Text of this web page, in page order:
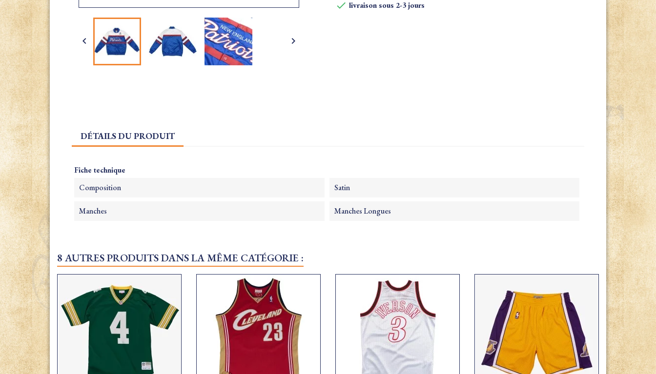
 
 livraison sous 2-3 jours
DÉTAILS DU PRODUIT
Fiche technique
Composition Satin
Manches Manches Longues
8 AUTRES PRODUITS DANS LA MÊME CATÉGORIE :